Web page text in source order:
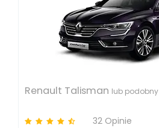
Renault Talisman lub podobny
32 Opinie